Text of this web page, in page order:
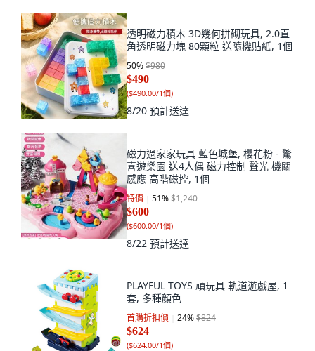
透明磁力積木 3D幾何拼砌玩具, 2.0直
角透明磁力塊 80顆粒 送隨機貼紙, 1個
50%$980
$490
($490.00/1個)
8/20 預計送達
磁力過家家玩具 藍色城堡, 櫻花粉 - 驚
喜遊樂園 送4人偶 磁力控制 聲光 機關
感應 高階磁控, 1個
特價 51%$1,240
$600
($600.00/1個)
8/22 預計送達
PLAYFUL TOYS 頑玩具 軌道遊戲屋, 1
套, 多種顏色
首購折扣價 24%$824
$624
($624.00/1個)